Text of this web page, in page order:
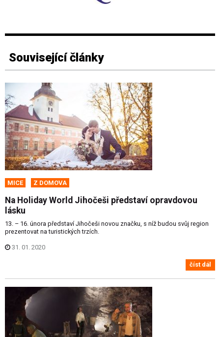
Související články
MICE Z DOMOVA
Na Holiday World Jihočeši představí opravdovou
lásku
13. – 16. února představí Jihočeši novou značku, s níž budou svůj region
prezentovat na turistických trzích.
31. 01. 2020
číst dál